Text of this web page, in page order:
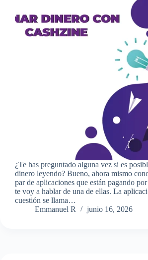
¿Te has preguntado alguna vez si es
dinero leyendo? Bueno, ahora mismo
par de aplicaciones que están pagando
te voy a hablar de una de ellas. La
cuestión se llama…
Emmanuel R
junio 16, 2026